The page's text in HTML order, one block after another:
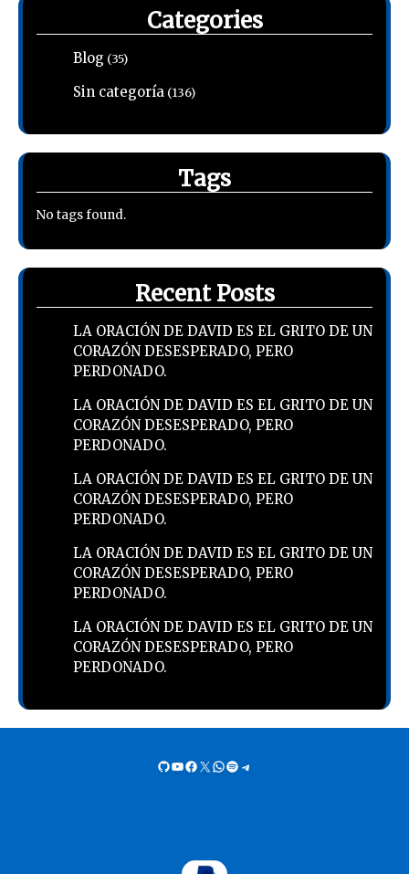
Categories
Blog (35)
Sin categoría (136)
Tags
No tags found.
Recent Posts
LA ORACIÓN DE DAVID ES EL GRITO DE UN
CORAZÓN DESESPERADO, PERO
PERDONADO.
LA ORACIÓN DE DAVID ES EL GRITO DE UN
CORAZÓN DESESPERADO, PERO
PERDONADO.
LA ORACIÓN DE DAVID ES EL GRITO DE UN
CORAZÓN DESESPERADO, PERO
PERDONADO.
LA ORACIÓN DE DAVID ES EL GRITO DE UN
CORAZÓN DESESPERADO, PERO
PERDONADO.
LA ORACIÓN DE DAVID ES EL GRITO DE UN
CORAZÓN DESESPERADO, PERO
PERDONADO.
GitHub YouTube Facebook X WhatsApp Spotify Telegram